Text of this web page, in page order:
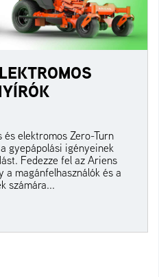
és elektromos Zero-Turn
gyepápolási igényeinek
Fedezze fel az Ariens
a magánfelhasználók és a
számára...